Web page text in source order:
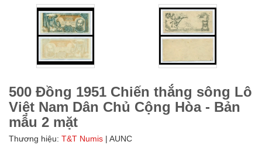
500 Đồng 1951 Chiến thắng sông Lô
Việt Nam Dân Chủ Cộng Hòa - Bản
mẫu 2 mặt
Thương hiệu: T&T Numis | AUNC